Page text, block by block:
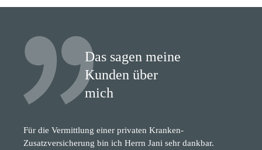
Das sagen meine
Kunden über
mich
Für die Vermittlung einer privaten Kranken-
Zusatzversicherung bin ich Herrn Jani sehr dankbar.